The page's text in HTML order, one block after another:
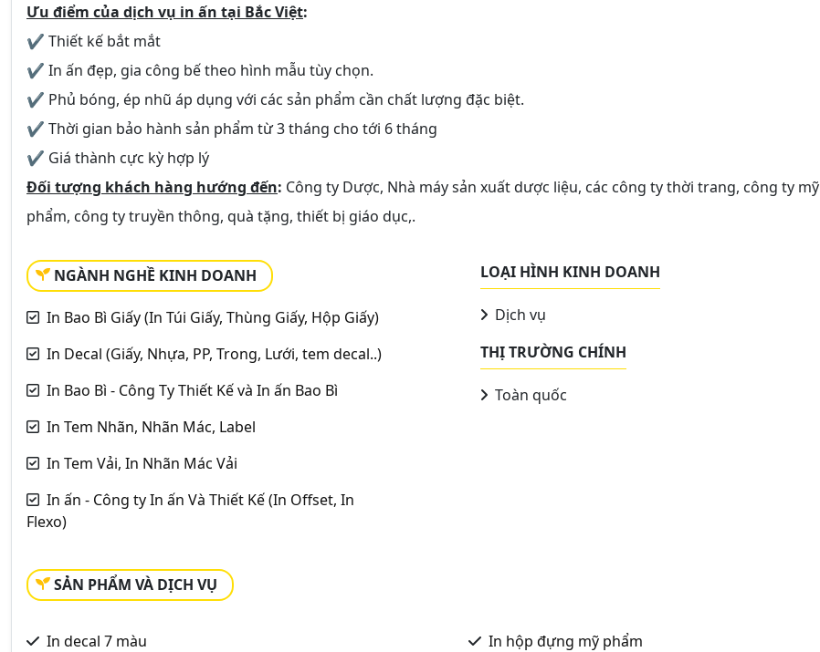
Ưu điểm của dịch vụ in ấn tại Bắc Việt:
✔ Thiết kế bắt mắt
✔ In ấn đẹp, gia công bế theo hình mẫu tùy chọn.
✔ Phủ bóng, ép nhũ áp dụng với các sản phẩm cần chất lượng đặc biệt.
✔ Thời gian bảo hành sản phẩm từ 3 tháng cho tới 6 tháng
✔ Giá thành cực kỳ hợp lý
Đối tượng khách hàng hướng đến: Công ty Dược, Nhà máy sản xuất dược liệu, các công ty thời trang, công ty mỹ
phẩm, công ty truyền thông, quà tặng, thiết bị giáo dục,.
NGÀNH NGHỀ KINH DOANH
In Bao Bì Giấy (In Túi Giấy, Thùng Giấy, Hộp Giấy)
In Decal (Giấy, Nhựa, PP, Trong, Lưới, tem decal..)
In Bao Bì - Công Ty Thiết Kế và In ấn Bao Bì
In Tem Nhãn, Nhãn Mác, Label
In Tem Vải, In Nhãn Mác Vải
In ấn - Công ty In ấn Và Thiết Kế (In Offset, In
Flexo)
LOẠI HÌNH KINH DOANH
Dịch vụ
THỊ TRƯỜNG CHÍNH
Toàn quốc
SẢN PHẨM VÀ DỊCH VỤ
In decal 7 màu
In hộp đựng mỹ phẩm